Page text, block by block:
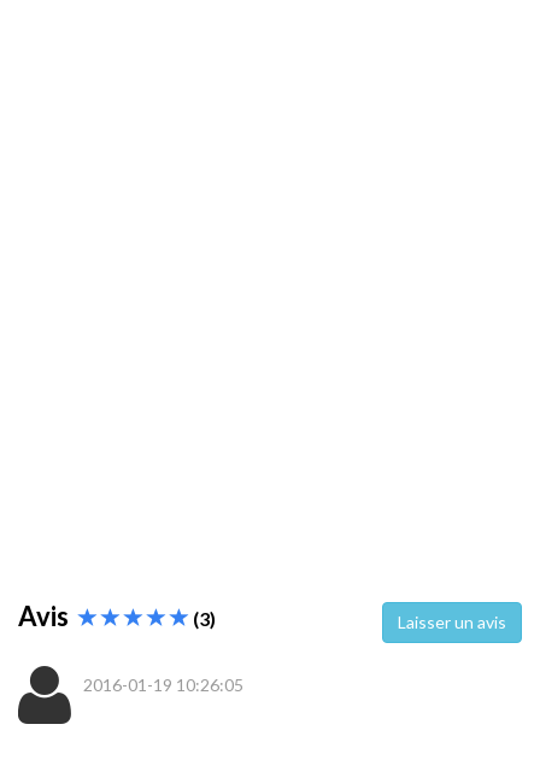
Avis (3) Laisser un avis
2016-01-19 10:26:05